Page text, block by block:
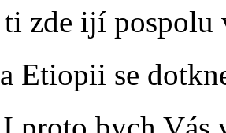
ti zde ijí
Etiopii se